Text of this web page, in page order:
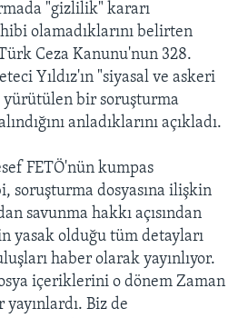
"gizlilik" kararı
olamadıklarını belirten
Ceza Kanunu'nun 328.
Yıldız'ın "siyasal ve askeri
yürütülen bir soruşturma
anladıklarını açıkladı.
FETÖ'nün kumpas
soruşturma dosyasına ilişkin
savunma hakkı açısından
yasak olduğu tüm detayları
haber olarak yayınlıyor.
içeriklerini o dönem Zaman
Biz de